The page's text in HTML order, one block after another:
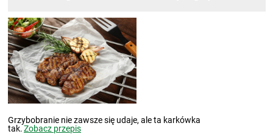
Grzybobranie nie zawsze się udaje, ale ta karkówka
tak.Zobacz przepis